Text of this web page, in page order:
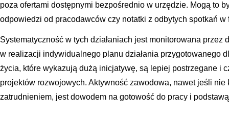
poza ofertami dostępnymi bezpośrednio w urzędzie. Mogą to
odpowiedzi od pracodawców czy notatki z odbytych spotkań w
Systematyczność w tych działaniach jest monitorowana przez
w realizacji indywidualnego planu działania przygotowanego
życia, które wykazują dużą inicjatywę, są lepiej postrzegane i
projektów rozwojowych. Aktywność zawodowa, nawet jeśli nie
zatrudnieniem, jest dowodem na gotowość do pracy i